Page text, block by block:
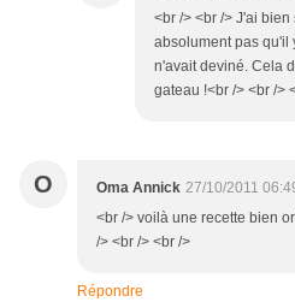
<br /> <br /> J'ai
absolument pas qu'il
n'avait deviné. Cela
gateau !<br /> <br />
O Oma Annick 27/10/2011
<br /> voilà une recette bien
/> <br /> <br />
Répondre